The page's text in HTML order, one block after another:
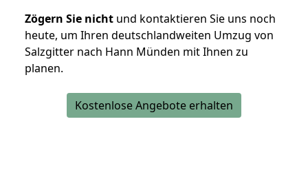
Zögern Sie nicht und kontaktieren Sie uns noch
heute, um Ihren deutschlandweiten Umzug von
Salzgitter nach Hann Münden mit Ihnen zu
planen.
Kostenlose Angebote erhalten